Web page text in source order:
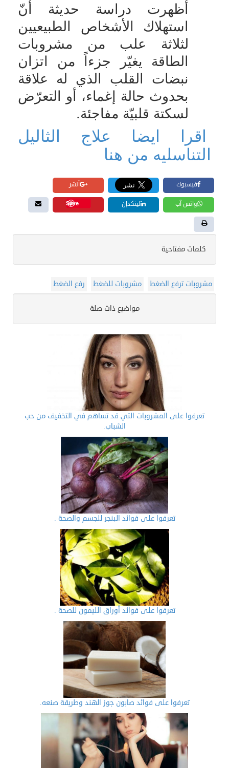
أظهرت دراسة حديثة أنّ
استهلاك الأشخاص الطبيعيين
لثلاثة علب من مشروبات
الطاقة يغيّر جزءاً من اتزان
نبضات القلب الذي له علاقة
بحدوث حالة إغماء، أو التعرّض
لسكتة قلبيّة مفاجئة.
اقرا ايضا علاج الثاليل
التناسليه من هنا
فيسبوك أنشر
واتس آب لينكدإن Save
كلمات مفتاحية
مشروبات ترفع الضغط مشروبات للضغط رفع الضغط
مواضيع ذات صلة
تعرفوا على المشروبات التي قد تساهم في التخفيف من حب
الشباب.
تعرفوا على فوائد البنجر للجسم والصحة .
تعرفوا على فوائد أوراق الليمون للصحة .
تعرفوا على فوائد صابون جوز الهند وطريقة صنعه.